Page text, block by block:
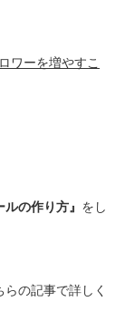
ワーを増やすこ
の作り方』 をし
の記事で詳しく